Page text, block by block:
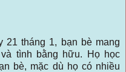
tháng 1, bạn bè mang
tình bằng hữu. Họ học
bè, mặc dù họ có nhiều